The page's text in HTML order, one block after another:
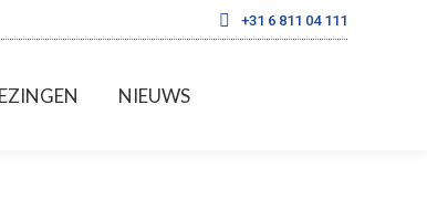
+31 6 811 04 111
NIEUWS
LEZINGEN NIEUWS